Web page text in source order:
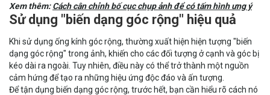
Xem thêm:Cách cân chỉnh bố cục chụp ảnh để có tấm hình ưng ý
Sử dụng "biến dạng góc rộng" hiệu quả
Khi sử dụng ống kính góc rộng, thường xuất hiện hiện tượng "biến
dạng góc rộng" trong ảnh, khiến cho các đối tượng ở cạnh và góc bị
kéo dài ra ngoài. Tuy nhiên, điều này có thể trở thành một nguồn
cảm hứng để tạo ra những hiệu ứng độc đáo và ấn tượng.
Để tận dụng biến dạng góc rộng, trước hết, bạn cần hiểu rõ cách nó